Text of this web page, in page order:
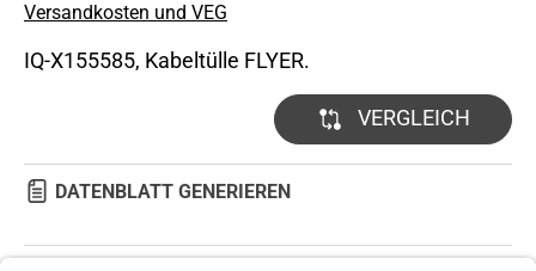
Versandkosten und VEG
IQ-X155585, Kabeltülle FLYER.
VERGLEICH
DATENBLATT GENERIEREN